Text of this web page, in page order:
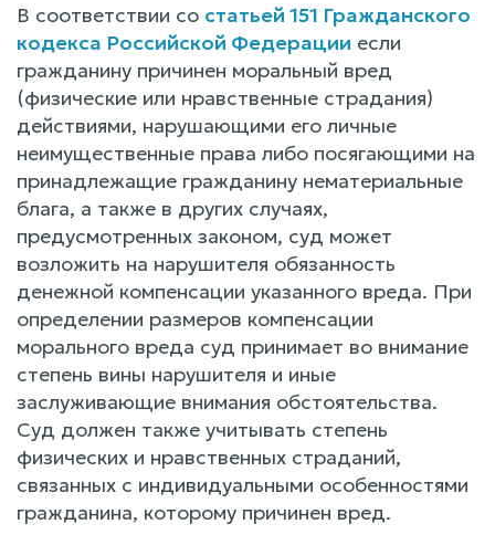
В соответствии со статьей 151 Гражданского
кодекса Российской Федерации если
гражданину причинен моральный вред
(физические или нравственные страдания)
действиями, нарушающими его личные
неимущественные права либо посягающими на
принадлежащие гражданину нематериальные
блага, а также в других случаях,
предусмотренных законом, суд может
возложить на нарушителя обязанность
денежной компенсации указанного вреда. При
определении размеров компенсации
морального вреда суд принимает во внимание
степень вины нарушителя и иные
заслуживающие внимания обстоятельства.
Суд должен также учитывать степень
физических и нравственных страданий,
связанных с индивидуальными особенностями
гражданина, которому причинен вред.